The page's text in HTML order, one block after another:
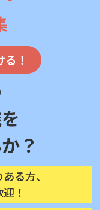
！
？
る方、
！